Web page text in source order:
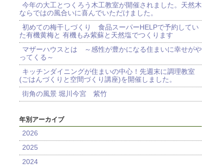
今年の大工とつくろう木工教室が開催されました。天然木
ならではの風合いに喜んでいただけました。
初めての梅干しづくり 食品スーパーHELPで予約してい
た有機黄梅と 有機もみ紫蘇と天然塩でつくります
マザーハウスとは ～感性が豊かになる住まいに幸せがや
ってくる～
キッチンダイニングが住まいの中心！先週末に調理教室
(ごはんづくりと空間づくり講座)を開催しました。
街角の風景 堀川今宮 紫竹
年別アーカイブ
2026
2025
2024